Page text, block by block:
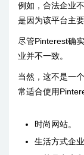
例如，合法企业
是因为该平台主要
尽管Pinterest确
业并不一致。
当然，这不是一
常适合使用
时尚网站。
生活方式企